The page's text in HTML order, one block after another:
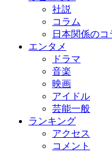
社説
コラム
日本関係のコ
エンタメ
ドラマ
音楽
映画
アイドル
芸能一般
ランキング
アクセス
コメント